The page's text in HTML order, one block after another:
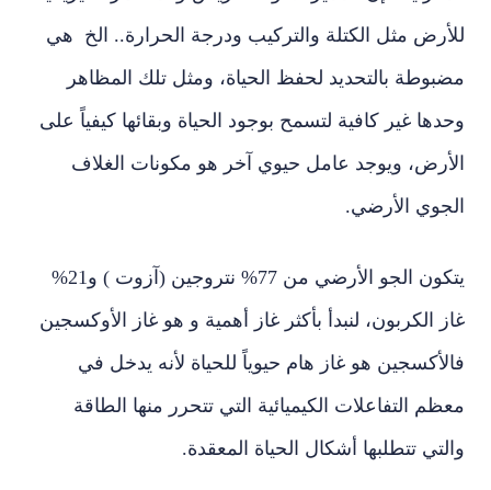
للأرض مثل الكتلة والتركيب ودرجة الحرارة.. الخ هي
مضبوطة بالتحديد لحفظ الحياة، ومثل تلك المظاهر
وحدها غير كافية لتسمح بوجود الحياة وبقائها كيفياً على
الأرض، ويوجد عامل حيوي آخر هو مكونات الغلاف
الجوي الأرضي.
يتكون الجو الأرضي من 77% نتروجين (آزوت ) و21%
غاز الكربون، لنبدأ بأكثر غاز أهمية و هو غاز الأوكسجين
فالأكسجين هو غاز هام حيوياً للحياة لأنه يدخل في
معظم التفاعلات الكيميائية التي تتحرر منها الطاقة
والتي تتطلبها أشكال الحياة المعقدة.